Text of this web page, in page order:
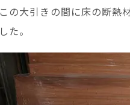
この大引きの間に床の断熱
した。